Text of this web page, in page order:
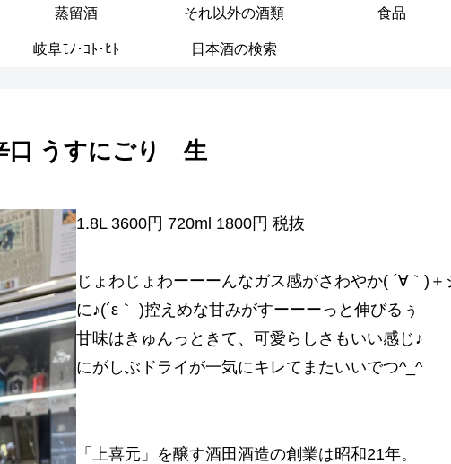
蒸留酒 それ以外の酒類 食品
岐阜ﾓﾉ･ｺﾄ･ﾋﾄ 日本酒の検索
口 うすにごり 生
1.8L 3600円 720ml 1800円 税抜
じょわじょわーーーんなガス感がさわやか( ´∀｀)
に♪(´ε｀ )控えめな甘みがすーーーっと伸びるぅ
甘味はきゅんっときて、可愛らしさもいい感じ♪
にがしぶドライが一気にキレてまたいいでつ^_^
「上喜元」を醸す酒田酒造の創業は昭和21年。